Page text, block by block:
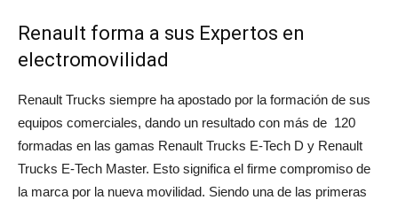
Renault forma a sus Expertos en
electromovilidad
Renault Trucks siempre ha apostado por la formación de sus
equipos comerciales, dando un resultado con más de 120
formadas en las gamas Renault Trucks E-Tech D y Renault
Trucks E-Tech Master. Esto significa el firme compromiso de
la marca por la nueva movilidad. Siendo una de las primeras